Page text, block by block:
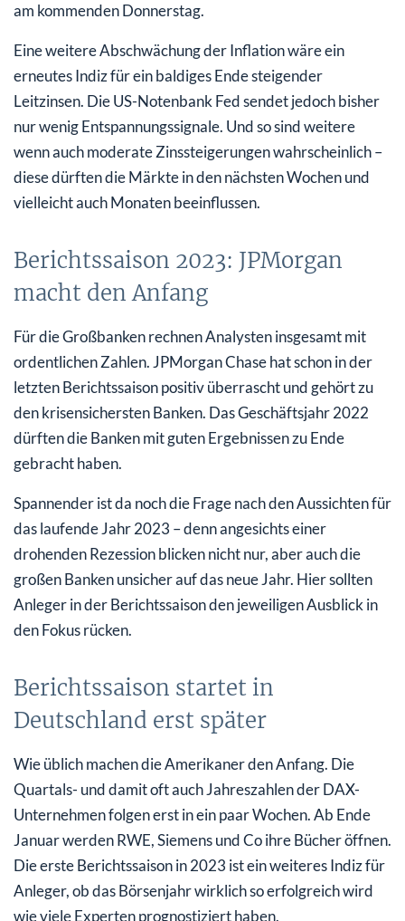
am kommenden Donnerstag.
Eine weitere Abschwächung der Inflation wäre ein
erneutes Indiz für ein baldiges Ende steigender
Leitzinsen. Die US-Notenbank Fed sendet jedoch bisher
nur wenig Entspannungssignale. Und so sind weitere
wenn auch moderate Zinssteigerungen wahrscheinlich –
diese dürften die Märkte in den nächsten Wochen und
vielleicht auch Monaten beeinflussen.
Berichtssaison 2023: JPMorgan
macht den Anfang
Für die Großbanken rechnen Analysten insgesamt mit
ordentlichen Zahlen. JPMorgan Chase hat schon in der
letzten Berichtssaison positiv überrascht und gehört zu
den krisensichersten Banken. Das Geschäftsjahr 2022
dürften die Banken mit guten Ergebnissen zu Ende
gebracht haben.
Spannender ist da noch die Frage nach den Aussichten für
das laufende Jahr 2023 – denn angesichts einer
drohenden Rezession blicken nicht nur, aber auch die
großen Banken unsicher auf das neue Jahr. Hier sollten
Anleger in der Berichtssaison den jeweiligen Ausblick in
den Fokus rücken.
Berichtssaison startet in
Deutschland erst später
Wie üblich machen die Amerikaner den Anfang. Die
Quartals- und damit oft auch Jahreszahlen der DAX-
Unternehmen folgen erst in ein paar Wochen. Ab Ende
Januar werden RWE, Siemens und Co ihre Bücher öffnen.
Die erste Berichtssaison in 2023 ist ein weiteres Indiz für
Anleger, ob das Börsenjahr wirklich so erfolgreich wird
wie viele Experten prognostiziert haben.